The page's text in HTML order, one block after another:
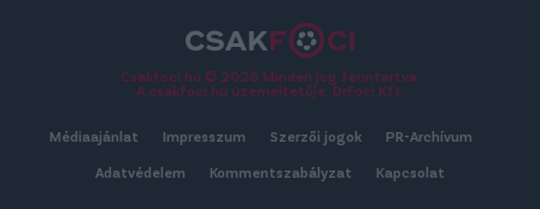
Csakfoci.hu © 2026 Minden jog fenntartva.
A csakfoci.hu üzemeltetője: DrFoci Kft.
Médiaajánlat Impresszum Szerzői jogok PR-Archívum
Adatvédelem Kommentszabályzat Kapcsolat